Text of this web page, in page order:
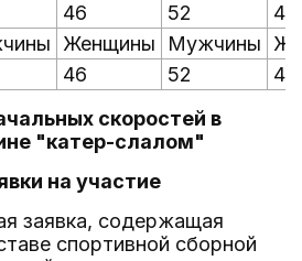
46 52
49
Женщины Мужчины
46 52
49
скоростей в
"катер-слалом"
на участие
заявка, содержащая
спортивной сборной